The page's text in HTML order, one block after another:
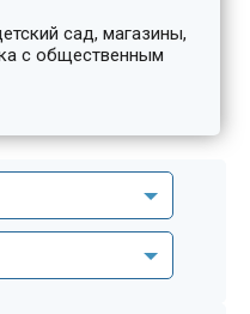
сад, магазины,
с общественным